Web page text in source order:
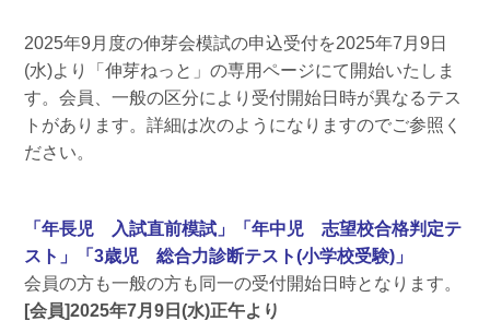
2025年9月度の伸芽会模試の申込受付を2025年7月9日
(水)より「伸芽ねっと」の専用ページにて開始いたしま
す。会員、一般の区分により受付開始日時が異なるテス
トがあります。詳細は次のようになりますのでご参照く
ださい。
「年長児 入試直前模試」「年中児 志望校合格判定テ
スト」「3歳児 総合力診断テスト(小学校受験)」
会員の方も一般の方も同一の受付開始日時となります。
[会員]2025年7月9日(水)正午より